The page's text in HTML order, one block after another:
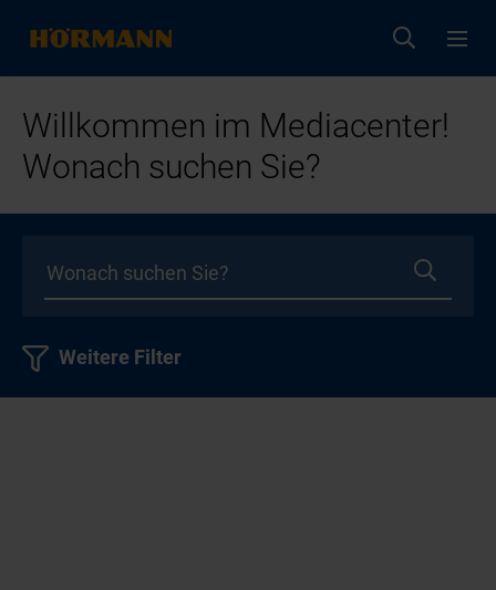
Willkommen im Mediacenter!
Wonach suchen Sie?
Weitere Filter